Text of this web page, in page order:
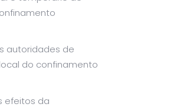
autoridades de
do confinamento
efeitos da